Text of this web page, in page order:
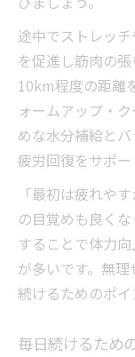
途中でストレッ
を促進し筋肉の
10km程度の距離
ォームアップ・
めな水分補給とバ
疲労回復をサポー
「最初は疲れや
の目覚めも良く
することで体力
が多いです。無
続けるためのポイ
毎日続けるため